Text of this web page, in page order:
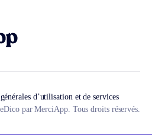
d’utilisation et de services
par MerciApp. Tous droits réservés.